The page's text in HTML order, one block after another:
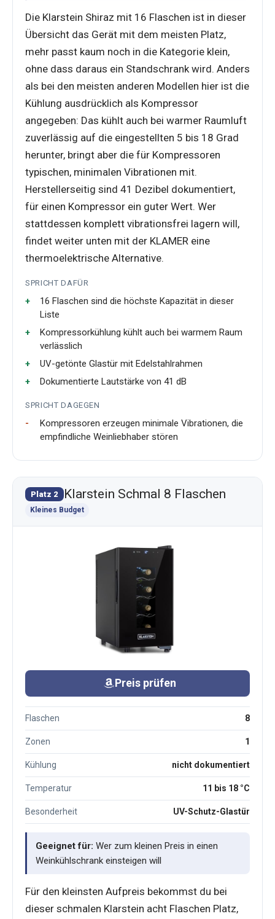
Die Klarstein Shiraz mit 16 Flaschen ist in dieser
Übersicht das Gerät mit dem meisten Platz,
mehr passt kaum noch in die Kategorie klein,
ohne dass daraus ein Standschrank wird. Anders
als bei den meisten anderen Modellen hier ist die
Kühlung ausdrücklich als Kompressor
angegeben: Das kühlt auch bei warmer Raumluft
zuverlässig auf die eingestellten 5 bis 18 Grad
herunter, bringt aber die für Kompressoren
typischen, minimalen Vibrationen mit.
Herstellerseitig sind 41 Dezibel dokumentiert,
für einen Kompressor ein guter Wert. Wer
stattdessen komplett vibrationsfrei lagern will,
findet weiter unten mit der KLAMER eine
thermoelektrische Alternative.
SPRICHT DAFÜR
16 Flaschen sind die höchste Kapazität in dieser
Liste
Kompressorkühlung kühlt auch bei warmem Raum
verlässlich
UV-getönte Glastür mit Edelstahlrahmen
Dokumentierte Lautstärke von 41 dB
SPRICHT DAGEGEN
Kompressoren erzeugen minimale Vibrationen, die
empfindliche Weinliebhaber stören
Platz 2 Klarstein Schmal 8 Flaschen
Kleines Budget
Preis prüfen
Flaschen 8
Zonen 1
Kühlung nicht dokumentiert
Temperatur 11 bis 18 °C
Besonderheit UV-Schutz-Glastür
Geeignet für: Wer zum kleinen Preis in einen
Weinkühlschrank einsteigen will
Für den kleinsten Aufpreis bekommst du bei
dieser schmalen Klarstein acht Flaschen Platz,